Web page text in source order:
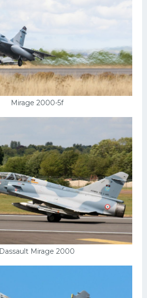
Mirage 2000-5f
Dassault Mirage 2000